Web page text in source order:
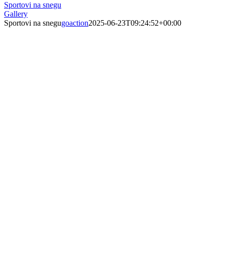
Sportovi na snegu
Gallery
Sportovi na snegugoaction2025-06-23T09:24:52+00:00